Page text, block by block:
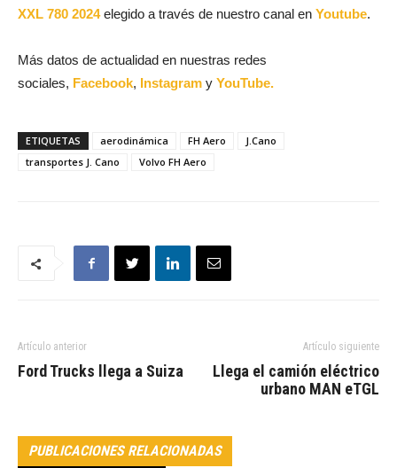
XXL 780 2024elegido a través de nuestro canal en Youtube.
Más datos de actualidad en nuestras redes
sociales, Facebook, Instagram y YouTube.
ETIQUETAS aerodinámica FH Aero
J.Cano
transportes J. Cano
Volvo FH Aero
Artículo anterior
Ford Trucks llega a Suiza
Artículo siguiente
Llega el camión eléctrico
urbano MAN eTGL
PUBLICACIONES RELACIONADAS